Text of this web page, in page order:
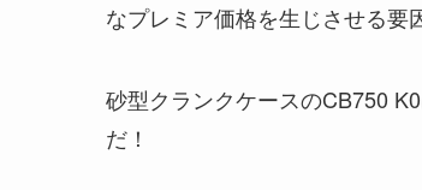
なプレミア価格を生じさせる要
砂型クランクケースのCB750
だ！